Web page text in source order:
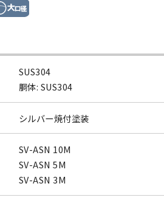
SUS304
胴体: SUS304
シルバー焼付塗装
SV-ASN 10M
SV-ASN 5M
SV-ASN 3M